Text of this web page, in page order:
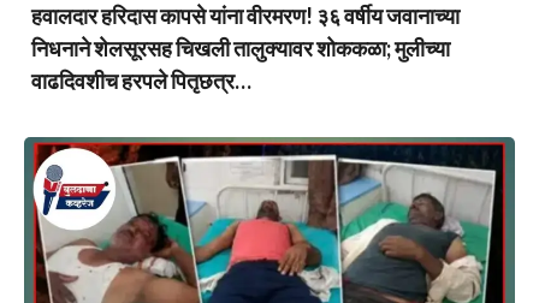
हवालदार हरिदास कापसे यांना वीरमरण! ३६ वर्षीय जवानाच्या
निधनाने शेलसूरसह चिखली तालुक्यावर शोककळा; मुलीच्या
वाढदिवशीच हरपले पितृछत्र…